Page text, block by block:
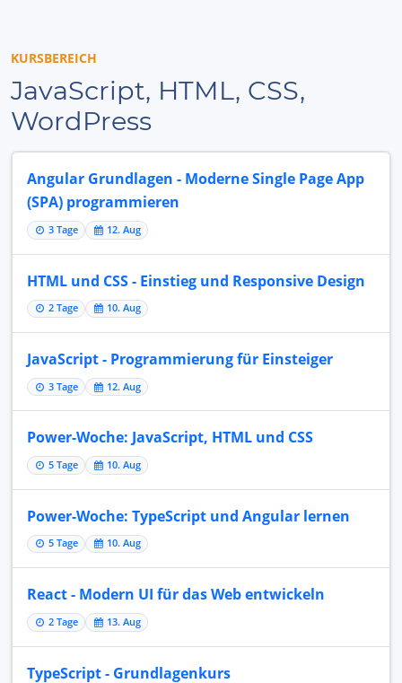
KURSBEREICH
JavaScript, HTML, CSS,
WordPress
Angular Grundlagen - Moderne Single Page App
(SPA) programmieren
3 Tage 12. Aug
HTML und CSS - Einstieg und Responsive Design
2 Tage 10. Aug
JavaScript - Programmierung für Einsteiger
3 Tage 12. Aug
Power-Woche: JavaScript, HTML und CSS
5 Tage 10. Aug
Power-Woche: TypeScript und Angular lernen
5 Tage 10. Aug
React - Modern UI für das Web entwickeln
2 Tage 13. Aug
TypeScript - Grundlagenkurs